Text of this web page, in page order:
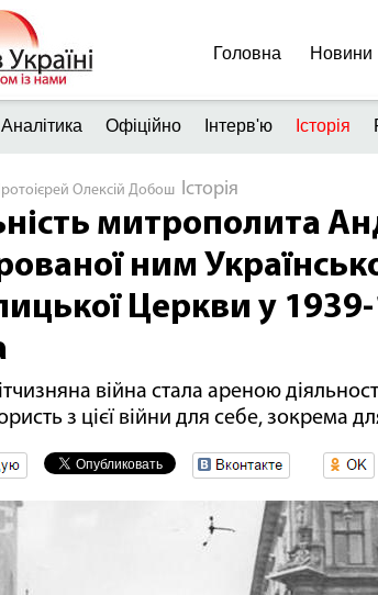
Головна Новини
Аналітика Офіційно Інтерв'ю Історія
Олексій Добош Історія
митрополита
ним
Церкви у
війна стала ареною
з цієї війни для себе, зокрема